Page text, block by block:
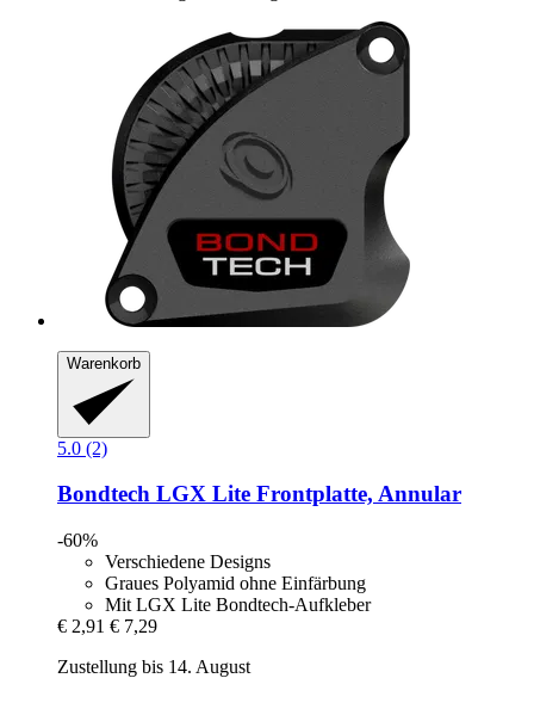
Warenkorb
5.0 (2)
Bondtech LGX Lite Frontplatte, Annular
-60%
Verschiedene Designs
Graues Polyamid ohne Einfärbung
Mit LGX Lite Bondtech-Aufkleber
€ 2,91 € 7,29
Zustellung bis 14. August